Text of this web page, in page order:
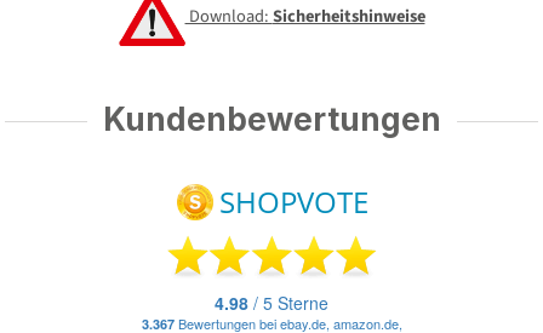
Download:Sicherheitshinweise
Kundenbewertungen